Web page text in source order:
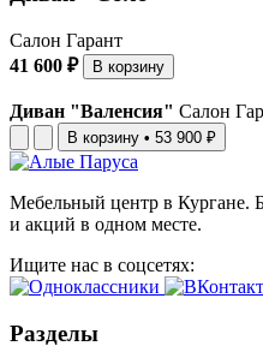
Салон Гарант
41 600 ₽
В корзину
Диван "Валенсия" Салон
В корзину • 53 900 ₽
Мебельный центр в Кургане.
и акций в одном месте.
Ищите нас в соцсетях:
Разделы